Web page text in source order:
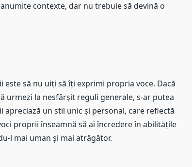
contexte, dar nu trebuie să devină o
să nu uiți să îți exprimi propria voce. Dacă
urmezi la nesfârșit reguli generale, s-ar putea
un stil unic și personal, care reflectă
proprii înseamnă să ai încredere în abilitățile
l mai uman și mai atrăgător.